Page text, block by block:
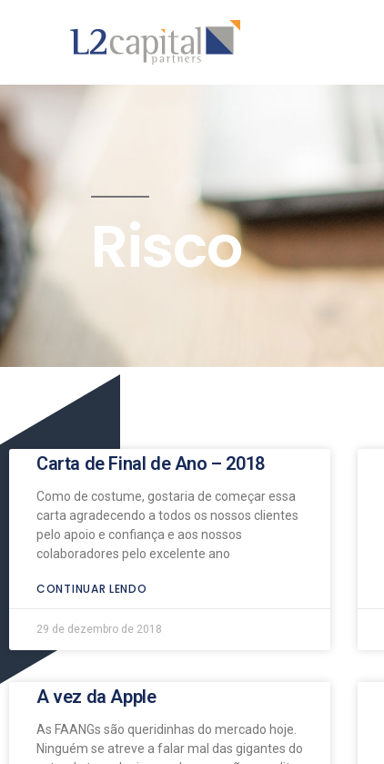
Risco
Carta de Final de Ano – 2018
Como de costume, gostaria de começar essa
carta agradecendo a todos os nossos clientes
pelo apoio e confiança e aos nossos
colaboradores pelo excelente ano
CONTINUAR LENDO
29 de dezembro de 2018
A vez da Apple
As FAANGs são queridinhas do mercado hoje.
Ninguém se atreve a falar mal das gigantes do